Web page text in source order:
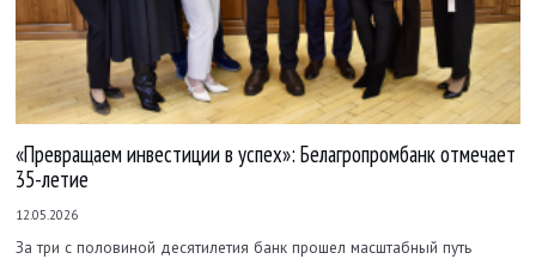
«Превращаем инвестиции в успех»: Белагропромбанк отмечает
35-летие
12.05.2026
За три с половиной десятилетия банк прошел масштабный путь